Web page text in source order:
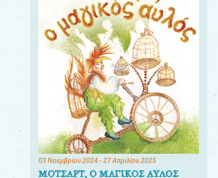
03 Νοεμβρίου 2024- 27 Απριλίου 2025
ΜΟΤΣΑΡΤ, Ο ΜΑΓΙΚΟΣ ΑΥΛΟΣ